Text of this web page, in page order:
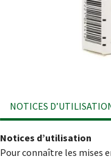
NOTICES
Notices d’utilisation
Pour connaître les mises